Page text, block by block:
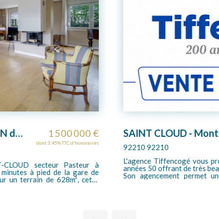
SAINT-CLOUD - Pasteur - MAISON de 265m² 1 500 000 €
dont 3.45% TTC d'honoraires
secteur Pasteur à
à pied de la gare de
un terrain de 628m², cette
SAINT CLOUD -
92210 92210
L'agence Tiffencogé vous
années 50 offrant de très
Son agencement permet